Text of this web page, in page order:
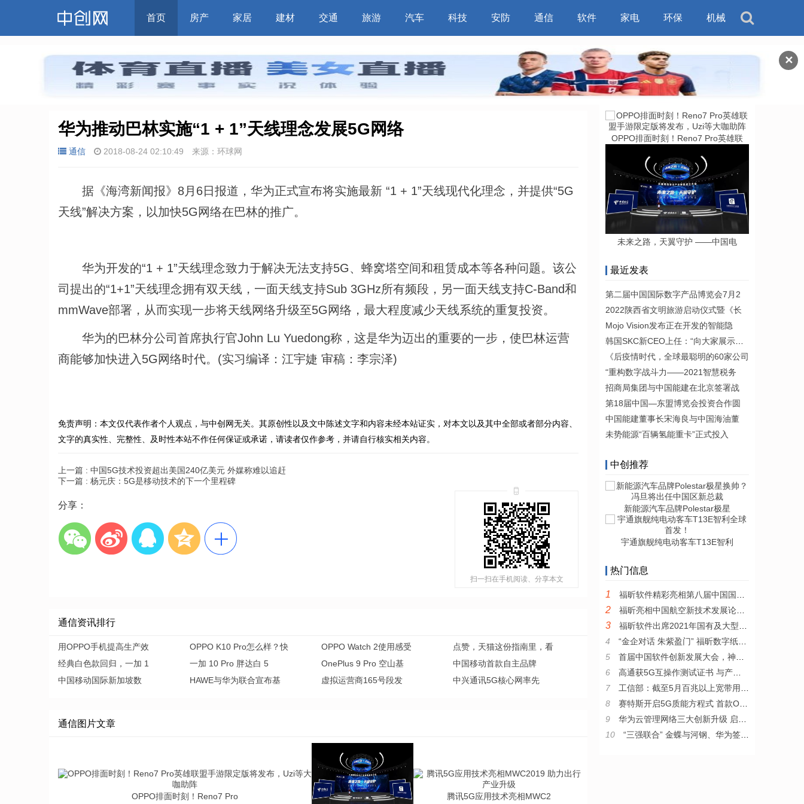
✕
首页 房产 家居 建材 交通 旅游 汽车 科技 安防 通信 软件 家电 环保 机械
华为推动巴林实施“1 + 1”天线理念发展5G网络
通信 2018-08-24 02:10:49 来源：环球网
据《海湾新闻报》8月6日报道，华为正式宣布将实施最新 “1 + 1”天线现代化理念，并提供“5G
天线”解决方案，以加快5G网络在巴林的推广。
华为开发的“1 + 1”天线理念致力于解决无法支持5G、蜂窝塔空间和租赁成本等各种问题。该公
司提出的“1+1”天线理念拥有双天线，一面天线支持Sub 3GHz所有频段，另一面天线支持C-Band和
mmWave部署，从而实现一步将天线网络升级至5G网络，最大程度减少天线系统的重复投资。
华为的巴林分公司首席执行官John Lu Yuedong称，这是华为迈出的重要的一步，使巴林运营
商能够加快进入5G网络时代。(实习编译：江宇婕 审稿：李宗泽)
免责声明：本文仅代表作者个人观点，与中创网无关。其原创性以及文中陈述文字和内容未经本站证实，对本文以及其中全部或者部分内容、
文字的真实性、完整性、及时性本站不作任何保证或承诺，请读者仅作参考，并请自行核实相关内容。
上一篇 : 中国5G技术投资超出美国240亿美元 外媒称难以追赶
下一篇 : 杨元庆：5G是移动技术的下一个里程碑
分享：
扫一扫在手机阅读、分享本文
通信资讯排行
用OPPO手机提高生产效 OPPO K10 Pro怎么样？快 OPPO Watch 2使用感受
点赞，天猫这份指南里，看
经典白色款回归，一加 1
一加 10 Pro 胖达白 5 OnePlus 9 Pro 空山基
中国移动首款自主品牌
中国移动国际新加坡数
HAWE与华为联合宣布基 虚拟运营商165号段发 中兴通讯5G核心网率先
通信图片文章
OPPO排面时刻！Reno7 Pro 腾讯5G应用技术亮相MWC2
OPPO排面时刻！Reno7 Pro英雄联
未来之路，天翼守护 ——中国电
最近发表
第二届中国国际数字产品博览会7月2
2022陕西省文明旅游启动仪式暨《长
Mojo Vision发布正在开发的智能隐
《后疫情时代，全球最聪明的60家公司
“重构数字战斗力——2021智慧税务
招商局集团与中国能建在北京签署战
第18届中国—东盟博览会投资合作圆
中国能建董事长宋海良与中国海油董
未势能源“百辆氢能重卡”正式投入
中创推荐
新能源汽车品牌Polestar极星
宇通旗舰纯电动客车T13E智利
热门信息
1 福昕软件精彩亮相第八届中国国际版权博览会
2 福昕亮相中国航空新技术发展论坛 赋能智慧航空建设
3
福昕软件出席2021年国有及大型企业数字化转型技术与应用大会
4
“金企对话 朱紫盈门” 福昕数字纸张技术助推数字中国建设论坛圆满举办！
5
首届中国软件创新发展大会，神州信息斩获两项大奖
6
高通获5G互操作测试证书 与产业伙伴共同推进5G应用
7
工信部：截至5月百兆以上宽带用户超四分之三
8
赛特斯开启5G质能方程式 首款O-RAN基站新品问世
9
华为云管理网络三大创新升级 启动伙伴招募计划
10
“三强联合” 金蝶与河钢、华为签署共建工业互联网平台合作框架协议